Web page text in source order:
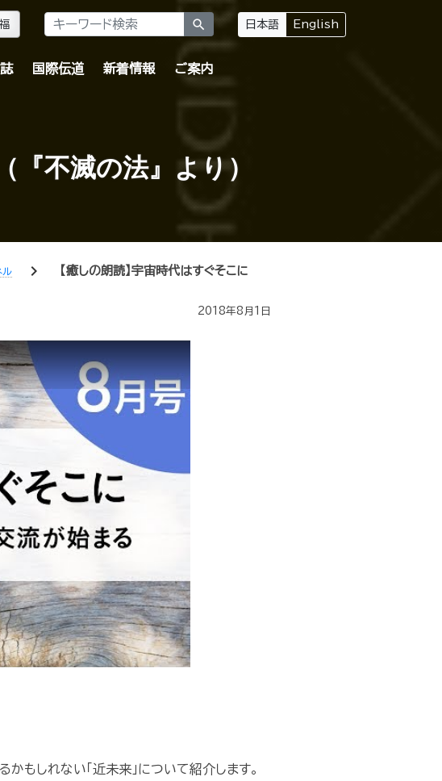
search 日本語 English
国際伝道 新着情報 ご案内
不滅の法』より）
ル chevron_right 【癒しの朗読】宇宙時代はすぐそこに
2018年8月1日
もしれない「近未来」について紹介します。